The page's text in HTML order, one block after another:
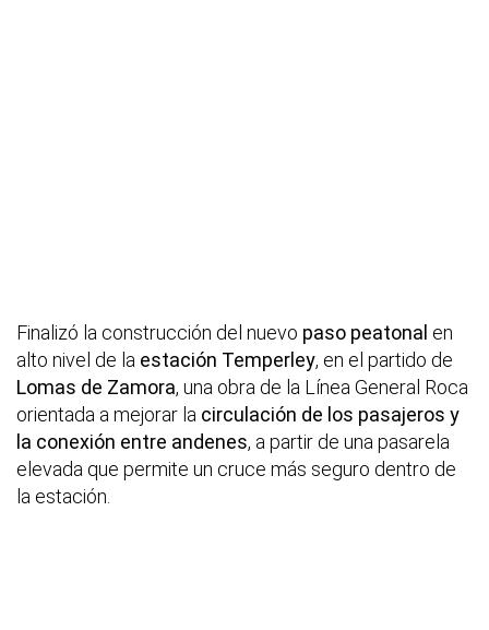
Finalizó la construcción del nuevo paso peatonal en
alto nivel de la estación Temperley, en el partido de
Lomas de Zamora, una obra de la Línea General Roca
orientada a mejorar la circulación de los pasajeros y
la conexión entre andenes, a partir de una pasarela
elevada que permite un cruce más seguro dentro de
la estación.